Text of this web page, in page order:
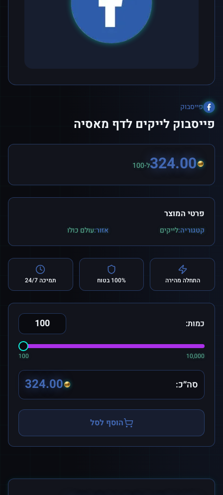
פייסבוק
פייסבוק לייקים לדף מאסיה
324.00ל-100
פרטי המוצר
קטגוריה:לייקים אזור:עולם כולו
התחלה מהירה 100% בטוח תמיכה 24/7
כמות:
100 10,000
סה״כ: 324.00
הוסף לסל